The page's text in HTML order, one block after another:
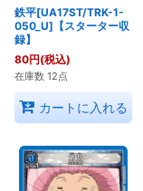
鉄平[UA17ST/TRK-1-
050_U]【スターター収
録】
80円(税込)
在庫数 12点
カートに入れる